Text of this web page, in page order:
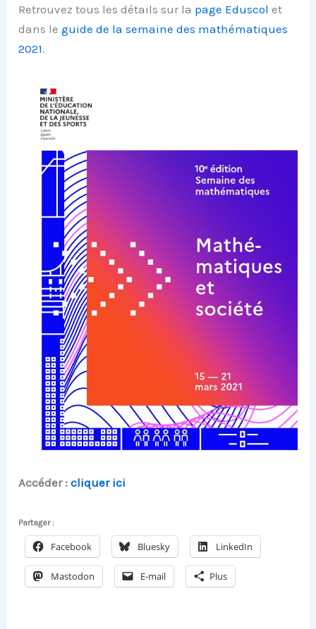
Retrouvez tous les détails sur la page Eduscol et
dans leguide de la semaine des mathématiques
2021.
Accéder :cliquer ici
Partager :
Facebook Bluesky LinkedIn
Mastodon E-mail Plus